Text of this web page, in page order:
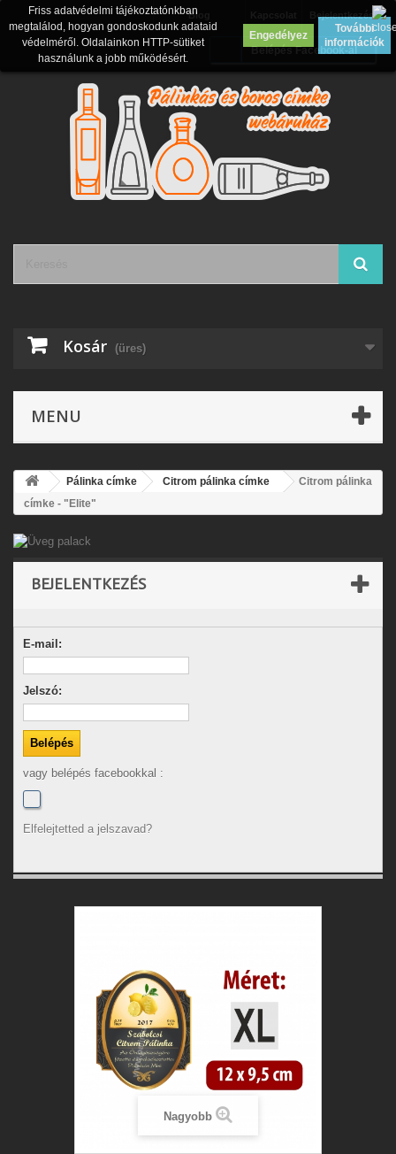
Bejelentkezés
Blog
Belépés Facebook-al
Kosár (üres)
MENU
Friss adatvédelmi tájékoztatónkban
megtalálod, hogyan gondoskodunk adataid
védelméről. Oldalainkon HTTP-sütiket
használunk a jobb működésért.
Engedélyez
További
információk
Pálinka címke Citrom pálinka címke
Citrom pálinka
címke - "Elite"
BEJELENTKEZÉS
E-mail:
Jelszó:
vagy belépés facebookkal :
Elfelejtetted a jelszavad?
Nagyobb